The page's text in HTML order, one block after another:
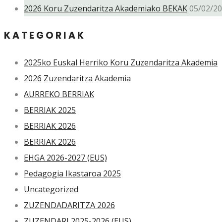
2026 Koru Zuzendaritza Akademiako BEKAK05/02/
KATEGORIAK
2025ko Euskal Herriko Koru Zuzendaritza Akademia
2026 Zuzendaritza Akademia
AURREKO BERRIAK
BERRIAK 2025
BERRIAK 2026
BERRIAK 2026
EHGA 2026-2027 (EUS)
Pedagogia Ikastaroa 2025
Uncategorized
ZUZENDADARITZA 2026